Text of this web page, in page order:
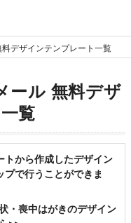
デザインテンプレート一覧
ール 無料デザ
覧
トから作成したデザイン
で行うことができま
・喪中はがきのデザイン